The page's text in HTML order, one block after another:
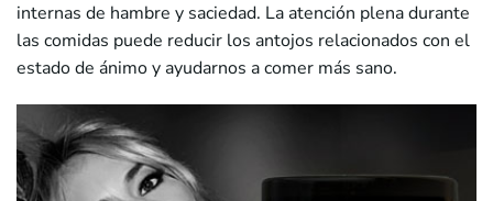
internas de hambre y saciedad. La atención plena durante
las comidas puede reducir los antojos relacionados con el
estado de ánimo y ayudarnos a comer más sano.